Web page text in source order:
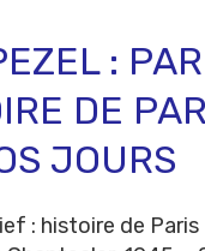
:
DE
JOURS
: histoire de